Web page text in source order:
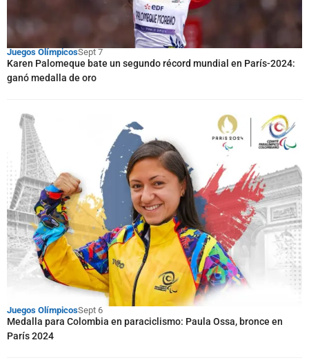
Juegos OlímpicosSept 7
Karen Palomeque bate un segundo récord mundial en París-2024:
ganó medalla de oro
Juegos OlímpicosSept 6
Medalla para Colombia en paraciclismo: Paula Ossa, bronce en
París 2024